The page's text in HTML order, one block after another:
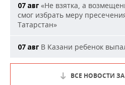
07 авг «Не взятка, а
смог избрать меру
Татарстан»
07 авг В Казани ребенок
ВСЕ НОВОСТИ